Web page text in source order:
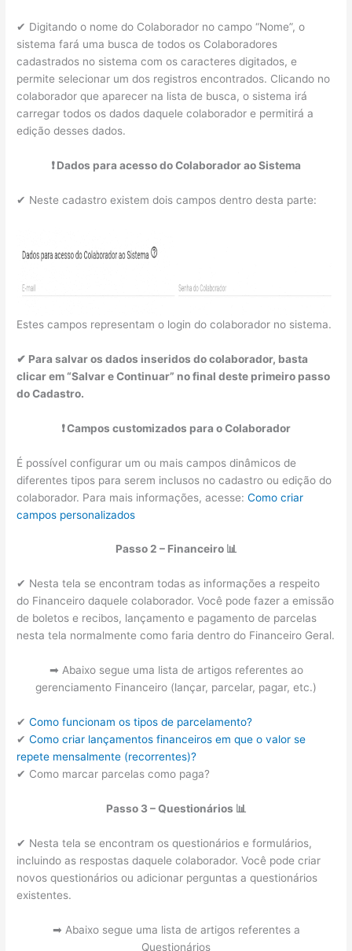
✔ Digitando o nome do Colaborador no campo “Nome”, o
sistema fará uma busca de todos os Colaboradores
cadastrados no sistema com os caracteres digitados, e
permite selecionar um dos registros encontrados. Clicando no
colaborador que aparecer na lista de busca, o sistema irá
carregar todos os dados daquele colaborador e permitirá a
edição desses dados.
❗ Dados para acesso do Colaborador ao Sistema
✔ Neste cadastro existem dois campos dentro desta parte:
Estes campos representam o login do colaborador no sistema.
✔ Para salvar os dados inseridos do colaborador, basta
clicar em “Salvar e Continuar” no final deste primeiro passo
do Cadastro.
❗ Campos customizados para o Colaborador
É possível configurar um ou mais campos dinâmicos de
diferentes tipos para serem inclusos no cadastro ou edição do
colaborador. Para mais informações, acesse:Como criar
campos personalizados
Passo 2 – Financeiro 📊
✔ Nesta tela se encontram todas as informações a respeito
do Financeiro daquele colaborador. Você pode fazer a emissão
de boletos e recibos, lançamento e pagamento de parcelas
nesta tela normalmente como faria dentro do Financeiro Geral.
➡ Abaixo segue uma lista de artigos referentes ao
gerenciamento Financeiro (lançar, parcelar, pagar, etc.)
✔Como funcionam os tipos de parcelamento?
✔Como criar lançamentos financeiros em que o valor se
repete mensalmente (recorrentes)?
✔ Como marcar parcelas como paga?
Passo 3 – Questionários 📊
✔ Nesta tela se encontram os questionários e formulários,
incluindo as respostas daquele colaborador. Você pode criar
novos questionários ou adicionar perguntas a questionários
existentes.
➡ Abaixo segue uma lista de artigos referentes a
Questionários